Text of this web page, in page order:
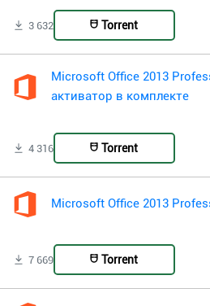
3 632 Torrent
Microsoft Office 2013
активатор в комплекте
4 316 Torrent
Microsoft Office 2013
7 669 Torrent